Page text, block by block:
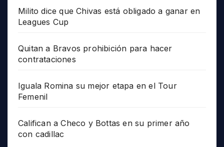
Milito dice que Chivas está obligado a ganar en
Leagues Cup
Quitan a Bravos prohibición para hacer
contrataciones
Iguala Romina su mejor etapa en el Tour
Femenil
Califican a Checo y Bottas en su primer año
con cadillac